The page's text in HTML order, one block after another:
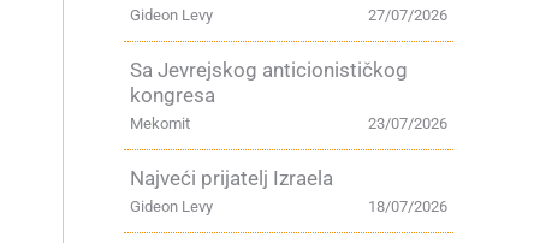
27/07/2026
Gideon Levy
Sa Jevrejskog anticionističkog
kongresa
23/07/2026
Mekomit
Najveći prijatelj Izraela
18/07/2026
Gideon Levy